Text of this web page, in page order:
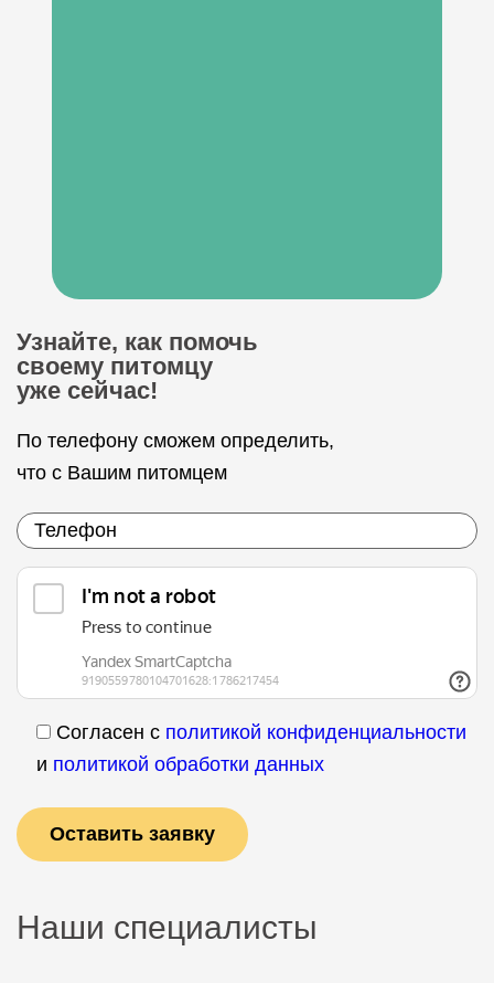
Узнайте, как помочь
своему питомцу
уже сейчас!
По телефону сможем определить,
что с Вашим питомцем
Согласен с политикой конфиденциальности
и политикой обработки данных
Наши специалисты